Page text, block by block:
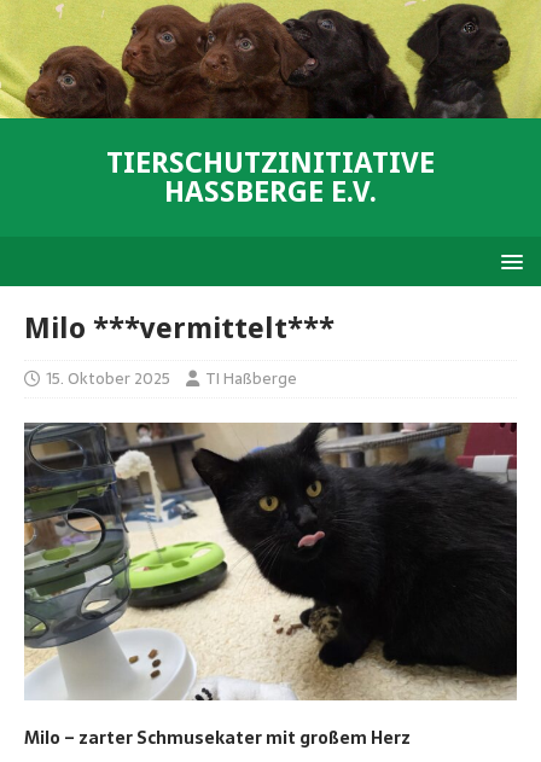
TIERSCHUTZINITIATIVE
HASSBERGE E.V.
Milo ***vermittelt***
15. Oktober 2025 TI Haßberge
Milo – zarter Schmusekater mit großem Herz